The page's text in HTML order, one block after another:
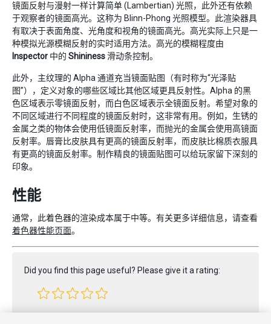
镜面反射与漫射一样计算简单 (Lambertian) 光照，此外还有依赖
于观察者的镜面高光。这称为 Blinn-Phong 光照模型。此渲染器具
有取决于表面角度、光角度和视角的镜面高光。高光实际上只是一
种模拟光源模糊反射的实时适用方法。高光的模糊程度由
Inspector 中的 Shininess滑动条控制。
此外，主纹理的 Alpha 通道充当镜面贴图（有时称为“光泽贴
图”），定义对象的哪些区域比其他区域更具反射性。Alpha 的黑
色区域表示零镜面反射，而白色区域表示全镜面反射。希望对象的
不同区域进行不同程度的镜面反射时，这非常有用。例如，生锈的
金属之类的物体会使用低镜面反射率，而抛光的金属会使用高镜面
反射率。唇膏比皮肤具有更高的镜面反射率，而皮肤比棉质衣服具
有更高的镜面反射率。制作精良的镜面贴图可以给玩家留下深刻的
印象。
性能
通常，此着色器的渲染成本属于中等。有关更多详细信息，请查看
着色器性能页面。
Did you find this page useful? Please give it a rating: